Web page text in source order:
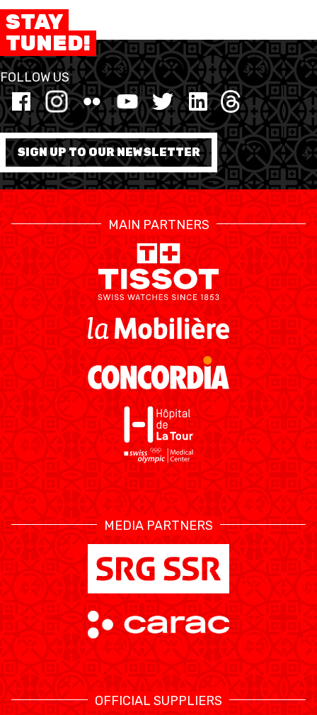
STAY
TUNED!
FOLLOW US
SIGN UP TO OUR NEWSLETTER
MAIN PARTNERS
MEDIA PARTNERS
OFFICIAL SUPPLIERS